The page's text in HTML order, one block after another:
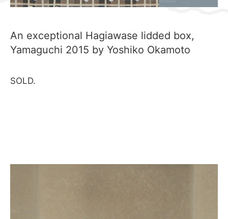
An exceptional Hagiawase lidded box,
Yamaguchi 2015 by Yoshiko Okamoto
SOLD.